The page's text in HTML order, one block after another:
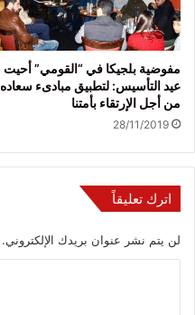
مفوضية بلجيكا في “القومي” أحيت
عيد التأسيس: لتطبيق مبادىء سعاده
من أجل الإرتقاء بأمتنا
28/11/2019
اترك تعليقاً
لن يتم نشر عنوان بريدك الإلكتروني.